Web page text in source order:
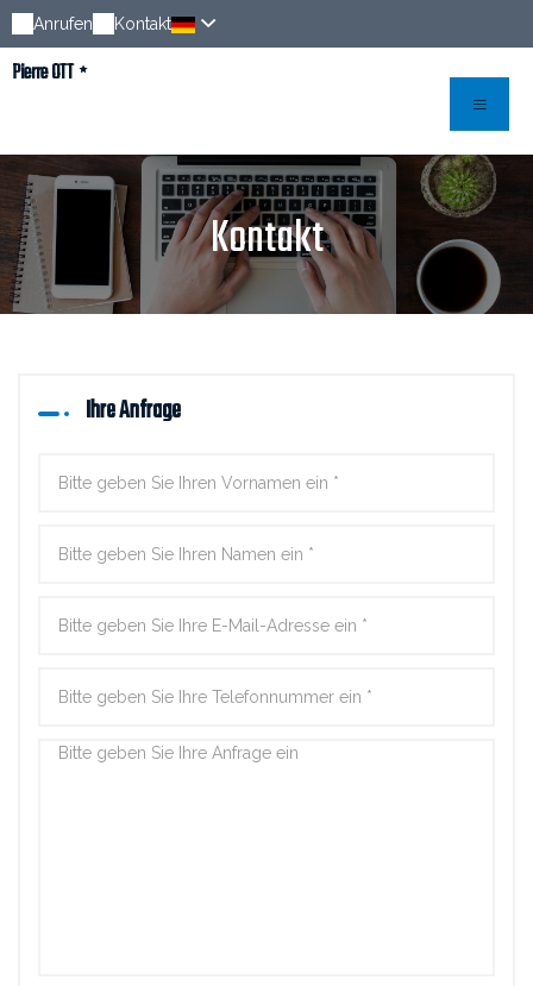
Anrufen Kontakt
Pierre OTT
Kontakt
Ihre Anfrage